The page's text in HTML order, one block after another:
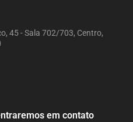
45 - Sala 702/703, Centro,
em contato